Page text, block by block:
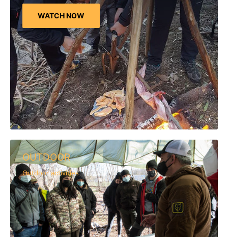
WATCH NOW
OUTDOOR
Outdoor activities